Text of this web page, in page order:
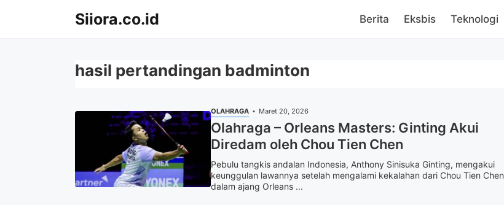
Siiora.co.id Berita Eksbis Teknologi
hasil pertandingan badminton
OLAHRAGA Maret 20, 2026
Olahraga – Orleans Masters: Ginting Akui
Diredam oleh Chou Tien Chen
Pebulu tangkis andalan Indonesia, Anthony Sinisuka Ginting, mengakui
keunggulan lawannya setelah mengalami kekalahan dari Chou Tien Chen
dalam ajang Orleans ...